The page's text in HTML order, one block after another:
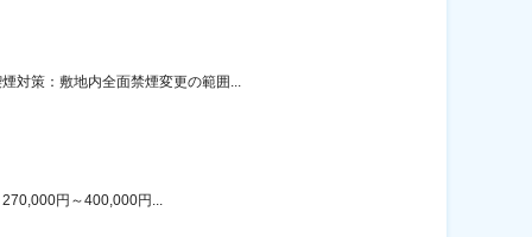
対策：敷地内全面禁煙変更の範囲...
円～400,000円...